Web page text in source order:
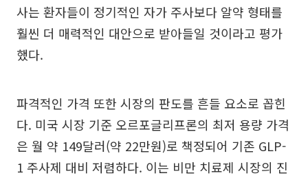
사는 환자들이 정기적인 자가 주사보다 알약 형태를
훨씬 더 매력적인 대안으로 받아들일 것이라고 평가
했다.
파격적인 가격 또한 시장의 판도를 흔들 요소로 꼽힌
다. 미국 시장 기준 오르포글리프론의 최저 용량 가격
은 월 약 149달러(약 22만원)로 책정되어 기존 GLP-
1 주사제 대비 저렴하다. 이는 비만 치료제 시장의 진